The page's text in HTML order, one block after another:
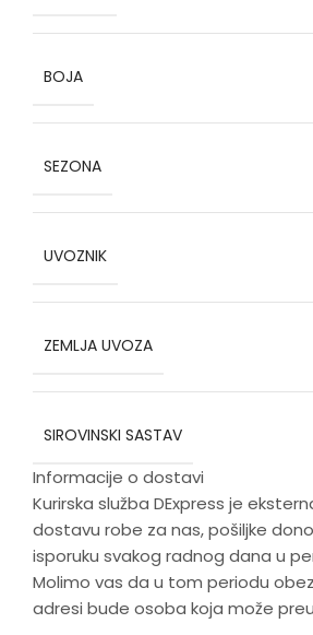
BOJA
SEZONA
UVOZNIK
ZEMLJA UVOZA
SIROVINSKI SASTAV
Informacije o dostavi
Kurirska služba DExpress je
dostavu robe za nas, pošiljke
isporuku svakog radnog dana u
Molimo vas da u tom periodu
adresi bude osoba koja može